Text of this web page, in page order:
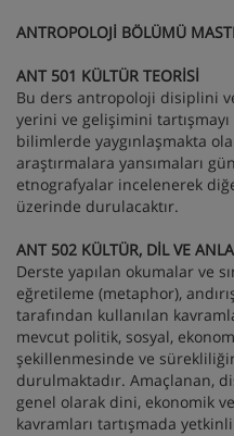
ANTROPOLOJİ BÖLÜMÜ
ANT 501 KÜLTÜR TEORİSİ
Bu ders antropoloji disiplini
yerini ve gelişimini
bilimlerde yaygınlaşmakta
araştırmalara yansımaları
etnografyalar incelenerek
üzerinde durulacaktır.
ANT 502 KÜLTÜR, DİL VE
Derste yapılan okumalar ve
eğretileme (metaphor),
tarafından kullanılan
mevcut politik, sosyal,
şekillenmesinde ve
durulmaktadır. Amaçlanan,
genel olarak dini, ekonomik
kavramları tartışmada